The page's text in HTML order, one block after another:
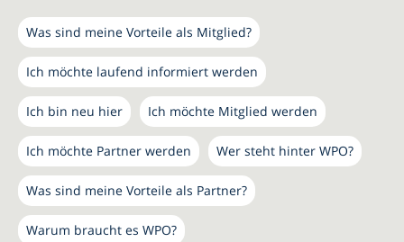
Was sind meine Vorteile als Mitglied?
Ich möchte laufend informiert werden
Ich bin neu hier Ich möchte Mitglied werden
Ich möchte Partner werden Wer steht hinter WPO?
Was sind meine Vorteile als Partner?
Warum braucht es WPO?